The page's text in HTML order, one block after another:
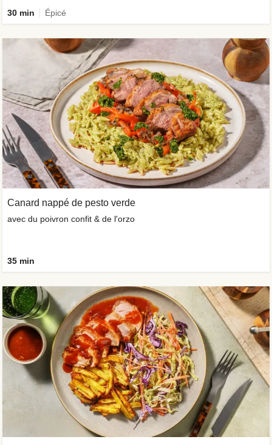
30 min Épicé
Canard nappé de pesto verde
avec du poivron confit & de l'orzo
35 min